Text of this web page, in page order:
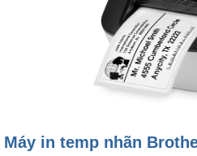
Máy in temp nhãn